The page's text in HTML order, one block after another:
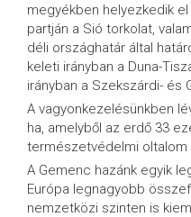
megyékben helyezkedik
partján a Sió torkolat,
déli országhatár által
keleti irányban a Duna-
irányban a Szekszárdi- és
A vagyonkezelésünkben
ha, amelyből az erdő 33
természetvédelmi oltalom
A Gemenc hazánk egyik
Európa legnagyobb
nemzetközi szinten is